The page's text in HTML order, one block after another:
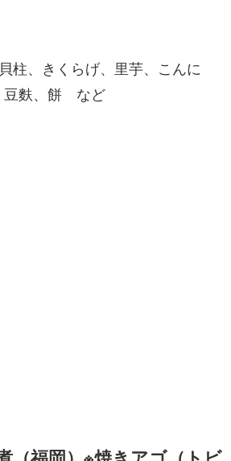
柱、きくらげ、里芋、こんに
豆麩、餅 など